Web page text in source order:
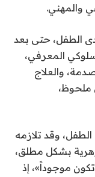
والمهني.
الطفل، حتى بعد
المعرفي،
والعلاج
ملحوظ،
وقد تلازمه
بشكل مطلق،
موجوداً»، إذ